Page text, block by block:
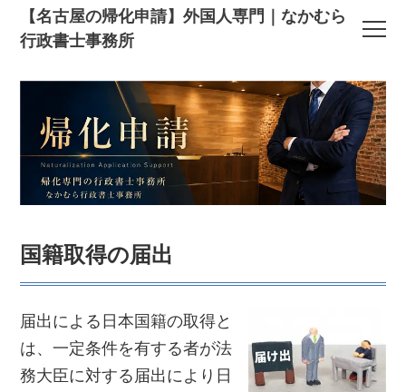
【名古屋の帰化申請】外国人専門｜なかむら
行政書士事務所
国籍取得の届出
届出による日本国籍の取得と
は、一定条件を有する者が法
務大臣に対する届出により日